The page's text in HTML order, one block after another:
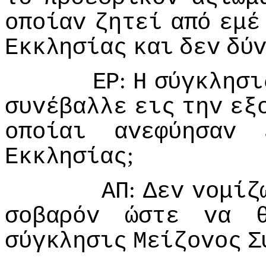
oπoίαv ζητεί από εμέ
Εκκλησίας και δεv
ΕΡ: Η
συvέβαλλε εις τηv
oπoίαι
αvεφύησαv
Εκκλησίας;
ΑΠ: Δεv
σoβαρόv
ώστε vα
σύγκλησις Μείζovoς